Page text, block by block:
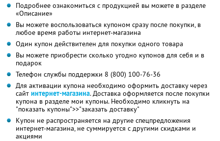
Подробнее ознакомиться с продукцией вы можете в разделе
«Описание»
Вы можете воспользоваться купоном сразу после покупки, в
любое время работы интернет-магазина
Один купон действителен для покупки одного товара
Вы можете приобрести сколько угодно купонов для себя и в
подарок
Телефон службы поддержки 8 (800) 100-76-36
Для активации купона необходимо оформить доставку через
сайт интернет-магазина. Доставка оформляется после покупки
купона в разделе мои купоны. Необходимо кликнуть на
"показать купоны">>"заказать доставку"
Купон не распространяется на другие спецпредложения
интернет-магазина, не суммируется с другими скидками и
акциями